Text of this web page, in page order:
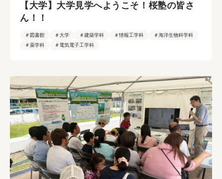
【大学】大学見学へようこそ！桜塾の皆さ
ん！！
＃図書館 ＃大学 ＃建築学科 ＃情報工学科
＃海洋生物科学科
＃薬学科
＃電気電子工学科